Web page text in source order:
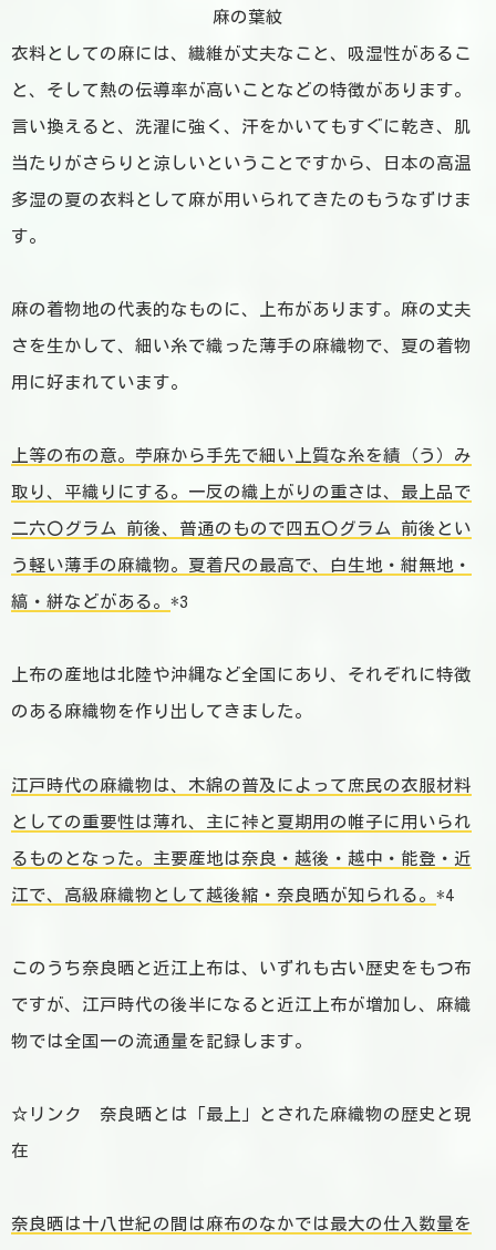
麻の葉紋
衣料としての麻には、繊維が丈夫なこと、吸湿性があるこ
と、そして熱の伝導率が高いことなどの特徴があります。
言い換えると、洗濯に強く、汗をかいてもすぐに乾き、肌
当たりがさらりと涼しいということですから、日本の高温
多湿の夏の衣料として麻が用いられてきたのもうなずけま
す。
麻の着物地の代表的なものに、上布があります。麻の丈夫
さを生かして、細い糸で織った薄手の麻織物で、夏の着物
用に好まれています。
上等の布の意。苧麻から手先で細い上質な糸を績（う）み
取り、平織りにする。一反の織上がりの重さは、最上品で
二六〇グラム 前後、普通のもので四五〇グラム 前後とい
う軽い薄手の麻織物。夏着尺の最高で、白生地・紺無地・
縞・絣などがある。 *3
上布の産地は北陸や沖縄など全国にあり、それぞれに特徴
のある麻織物を作り出してきました。
江戸時代の麻織物は、木綿の普及によって庶民の衣服材料
としての重要性は薄れ、主に裃と夏期用の帷子に用いられ
るものとなった。主要産地は奈良・越後・越中・能登・近
江で、高級麻織物として越後縮・奈良晒が知られる。 *4
このうち奈良晒と近江上布は、いずれも古い歴史をもつ布
ですが、江戸時代の後半になると近江上布が増加し、麻織
物では全国一の流通量を記録します。
☆リンク 奈良晒とは「最上」とされた麻織物の歴史と現
在
奈良晒は十八世紀の間は麻布のなかでは最大の仕入数量を